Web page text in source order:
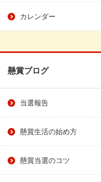
カレンダー
懸賞ブログ
当選報告
懸賞生活の始め方
懸賞当選のコツ